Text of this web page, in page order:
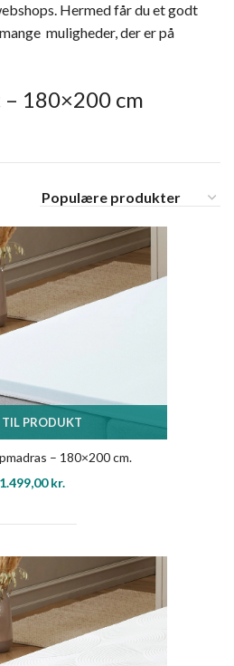
Hermed får du et godt
muligheder, der er på
180×200 cm
TIL PRODUKT
– 180×200 cm.
1.499,00kr.